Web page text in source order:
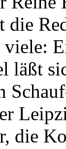
die
läßt
die